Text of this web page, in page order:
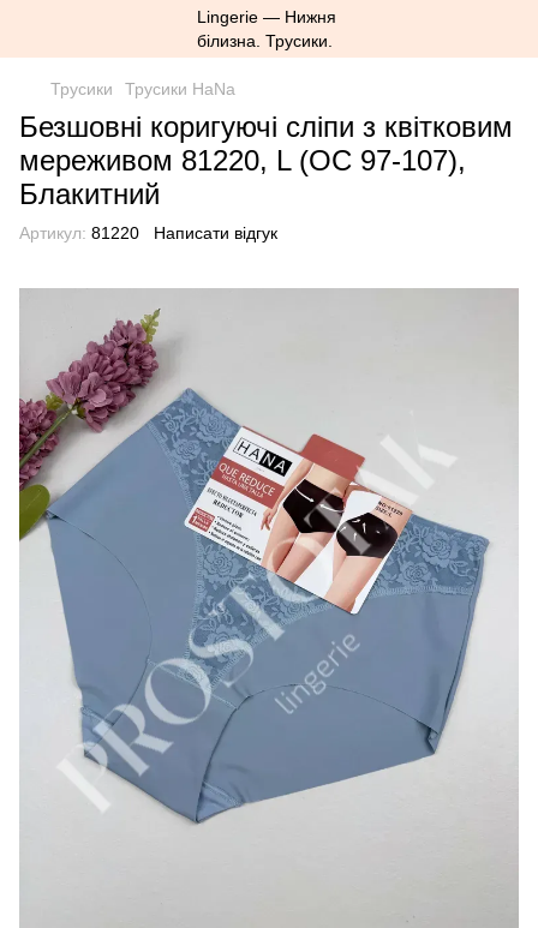
Трусики Трусики HaNa
Безшовні коригуючі сліпи з квітковим
мереживом 81220, L (ОС 97-107),
Блакитний
Артикул: 81220 Написати відгук